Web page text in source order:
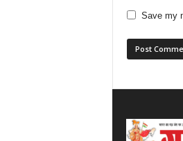
Save my